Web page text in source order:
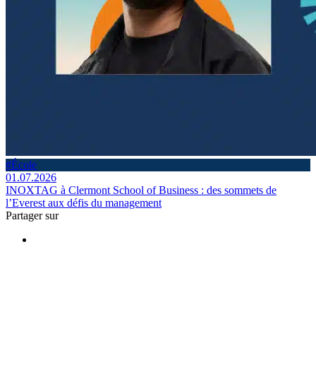
#École
01.07.2026
INOXTAG à Clermont School of Business : des sommets de
l’Everest aux défis du management
Partager sur